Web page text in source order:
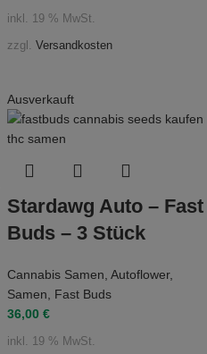
inkl. 19 % MwSt.
zzgl. Versandkosten
Ausverkauft
Stardawg Auto – Fast
Buds – 3 Stück
Cannabis Samen Autoflower,
Samen
Fast Buds
36,00 €
inkl. 19 % MwSt.